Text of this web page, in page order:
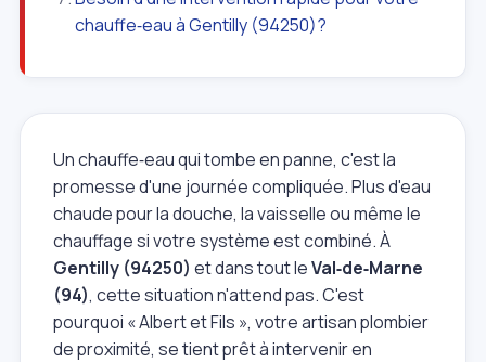
chauffe‑eau à Gentilly (94250)?
Un chauffe‑eau qui tombe en panne, c'est la
promesse d'une journée compliquée. Plus d'eau
chaude pour la douche, la vaisselle ou même le
chauffage si votre système est combiné. À
Gentilly (94250) et dans tout leVal‑de‑Marne
(94), cette situation n'attend pas. C'est
pourquoi « Albert et Fils », votre artisan plombier
de proximité, se tient prêt à intervenir en